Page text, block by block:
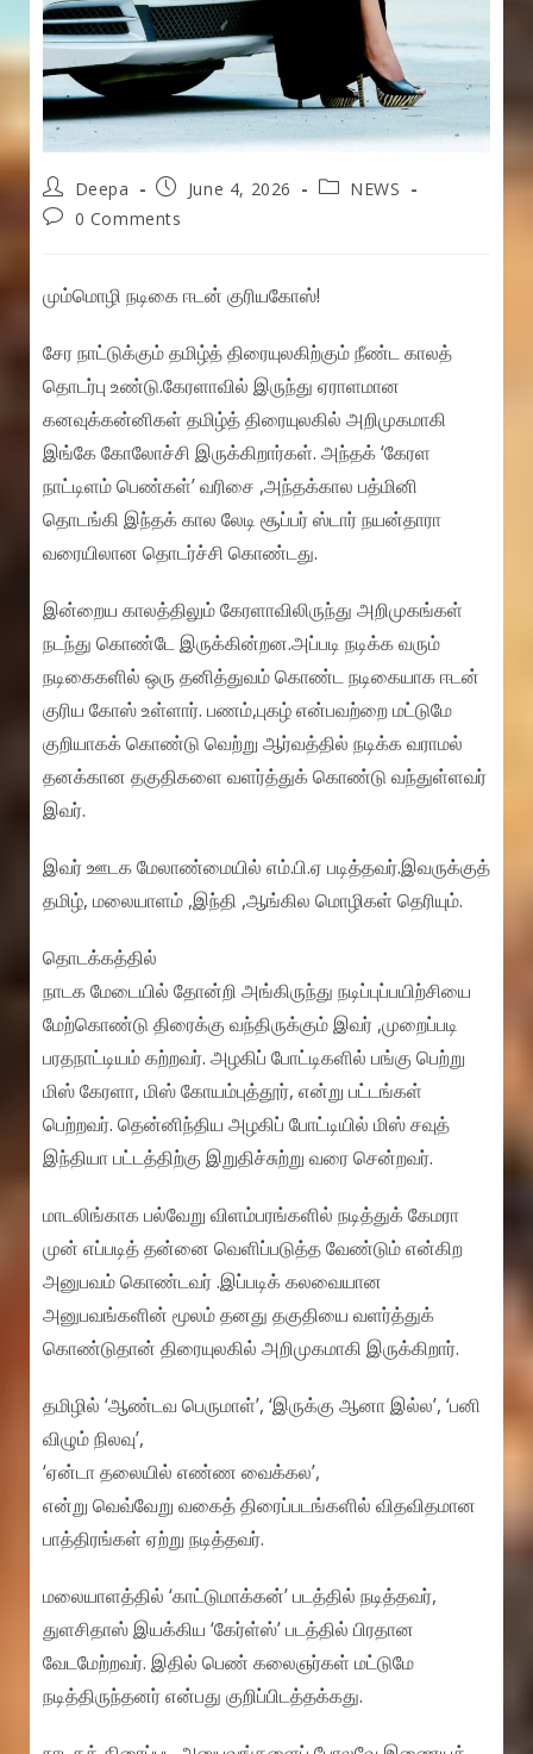
Post
author:
Deepa
Post
published:
June 4, 2026
PostNEWS
Post0 Comments
மும்மொழி நடிகை ஈடன் குரியகோஸ்!
சேர நாட்டுக்கும் தமிழ்த் திரையுலகிற்கும் நீண்ட காலத்
தொடர்பு உண்டு.கேரளாவில் இருந்து ஏராளமான
கனவுக்கன்னிகள் தமிழ்த் திரையுலகில் அறிமுகமாகி
இங்கே கோலோச்சி இருக்கிறார்கள். அந்தக் ‘கேரள
நாட்டிளம் பெண்கள்’ வரிசை ,அந்தக்கால பத்மினி
தொடங்கி இந்தக் கால லேடி சூப்பர் ஸ்டார் நயன்தாரா
வரையிலான தொடர்ச்சி கொண்டது.
இன்றைய காலத்திலும் கேரளாவிலிருந்து அறிமுகங்கள்
நடந்து கொண்டே இருக்கின்றன.அப்படி நடிக்க வரும்
நடிகைகளில் ஒரு தனித்துவம் கொண்ட நடிகையாக ஈடன்
குரிய கோஸ் உள்ளார். பணம்,புகழ் என்பவற்றை மட்டுமே
குறியாகக் கொண்டு வெற்று ஆர்வத்தில் நடிக்க வராமல்
தனக்கான தகுதிகளை வளர்த்துக் கொண்டு வந்துள்ளவர்
இவர்.
இவர் ஊடக மேலாண்மையில் எம்.பி.ஏ படித்தவர்.இவருக்குத்
தமிழ், மலையாளம் ,இந்தி ,ஆங்கில மொழிகள் தெரியும்.
தொடக்கத்தில்
நாடக மேடையில் தோன்றி அங்கிருந்து நடிப்புப்பயிற்சியை
மேற்கொண்டு திரைக்கு வந்திருக்கும் இவர் ,முறைப்படி
பரதநாட்டியம் கற்றவர். அழகிப் போட்டிகளில் பங்கு பெற்று
மிஸ் கேரளா, மிஸ் கோயம்புத்தூர், என்று பட்டங்கள்
பெற்றவர். தென்னிந்திய அழகிப் போட்டியில் மிஸ் சவுத்
இந்தியா பட்டத்திற்கு இறுதிச்சுற்று வரை சென்றவர்.
மாடலிங்காக பல்வேறு விளம்பரங்களில் நடித்துக் கேமரா
முன் எப்படித் தன்னை வெளிப்படுத்த வேண்டும் என்கிற
அனுபவம் கொண்டவர் .இப்படிக் கலவையான
அனுபவங்களின் மூலம் தனது தகுதியை வளர்த்துக்
கொண்டுதான் திரையுலகில் அறிமுகமாகி இருக்கிறார்.
தமிழில் ‘ஆண்டவ பெருமாள்’, ‘இருக்கு ஆனா இல்ல’, ‘பனி
விழும் நிலவு’,
‘ஏன்டா தலையில் எண்ண வைக்கல’,
என்று வெவ்வேறு வகைத் திரைப்படங்களில் விதவிதமான
பாத்திரங்கள் ஏற்று நடித்தவர்.
மலையாளத்தில் ‘காட்டுமாக்கன்’ படத்தில் நடித்தவர்,
துளசிதாஸ் இயக்கிய ‘கேர்ள்ஸ்’ படத்தில் பிரதான
வேடமேற்றவர். இதில் பெண் கலைஞர்கள் மட்டுமே
நடித்திருந்தனர் என்பது குறிப்பிடத்தக்கது.